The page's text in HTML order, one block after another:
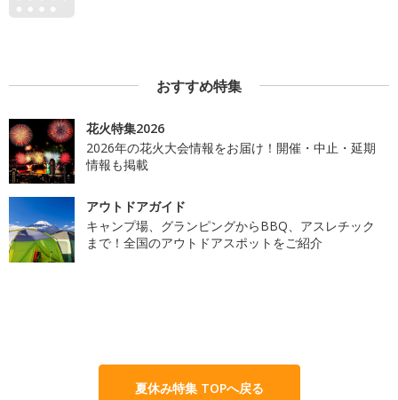
おすすめ特集
花火特集2026
2026年の花火大会情報をお届け！開催・中止・延期
情報も掲載
アウトドアガイド
キャンプ場、グランピングからBBQ、アスレチック
まで！全国のアウトドアスポットをご紹介
夏休み特集 TOPへ戻る